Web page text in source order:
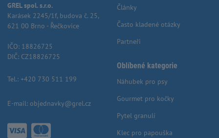
GREL spol. s.r.o.
Karásek 2245/1f, budova č. 25,
621 00 Brno - Řečkovice
IČO: 18826725
DIČ: CZ18826725
Tel.: +420 730 511 199
E-mail: objednavky@grel.cz
Články
Často kladené otázky
Partneři
Oblíbené kategorie
Náhubek pro psy
Gourmet pro kočky
Pytel granulí
Klec pro papouška